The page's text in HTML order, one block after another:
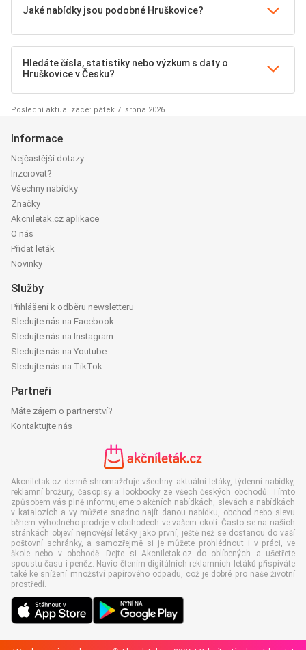
Jaké nabídky jsou podobné Hruškovice?
Hledáte čísla, statistiky nebo výzkum s daty o
Hruškovice v Česku?
Poslední aktualizace: pátek 7. srpna 2026
Informace
Nejčastější dotazy
Inzerovat?
Všechny nabídky
Značky
Akcniletak.cz aplikace
O nás
Přidat leták
Novinky
Služby
Přihlášení k odběru newsletteru
Sledujte nás na Facebook
Sledujte nás na Instagram
Sledujte nás na Youtube
Sledujte nás na TikTok
Partneři
Máte zájem o partnerství?
Kontaktujte nás
Akcniletak.cz denně shromažďuje všechny aktuální letáky, týdenní nabídky,
reklamní brožury, časopisy a lookbooky ze všech českých obchodů. Tímto
způsobem vás plně informujeme o akčních nabídkách, slevách a nabídkách
v katalozích a vy můžete snadno najít danou nabídku, obchod nebo slevu
během výhodného prodeje v obchodech ve vašem okolí. Často se na našich
stránkách objeví nejnovější letáky jako první, ještě než se dostanou do vaší
poštovní schránky, a samozřejmě si je můžete prohlédnout i v práci, ve
škole nebo v obchodě. Dejte si Akcniletak.cz do oblíbených a ušetřete
spoustu času i peněz. Navíc čtením digitálních reklamních letáků přispíváte
také ke snížení množství papírového odpadu, což je dobré pro naše životní
prostředí.